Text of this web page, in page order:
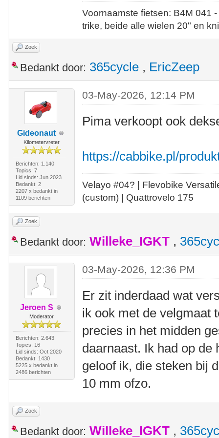
Voornaamste fietsen: B4M
trike, beide alle wielen 20" en
Zoek
Bedankt door: 365cycle , EricZeep
Gideonaut
Kilometervreter
Berichten: 1.140
Topics: 7
Lid sinds: Jun 2023
Bedankt: 2
2207 x bedankt in
1109 berichten
03-May-2026, 12:14 PM
Pima verkoopt ook
https://cabbike.pl/
Velayo #04? | Flevobike
(custom) | Quattrovelo 175
Zoek
Bedankt door: Willeke_IGKT ,
Jeroen S
Moderator
Berichten: 2.643
Topics: 16
Lid sinds: Oct 2020
Bedankt: 1430
5225 x bedankt in
2486 berichten
03-May-2026, 12:36 PM
Er zit inderdaad wat
ik ook met de velgmaat
precies in het midden
daarnaast. Ik had op de
geloof ik, die steken bij
10 mm ofzo.
Zoek
Bedankt door: Willeke_IGKT ,